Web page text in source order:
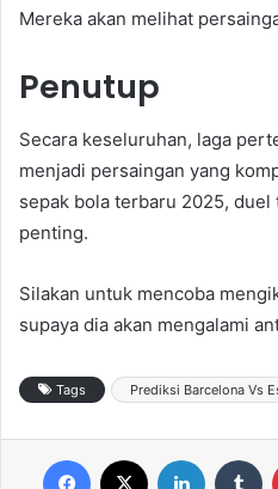
Mereka akan melihat
Penutup
Secara keseluruhan, laga
menjadi persaingan yang
sepak bola terbaru 2025,
penting.
Silakan untuk mencoba
supaya dia akan mengalami
Tags Prediksi Barcelona Vs